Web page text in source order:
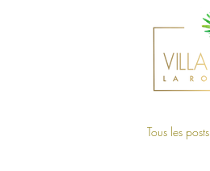
Tous les posts